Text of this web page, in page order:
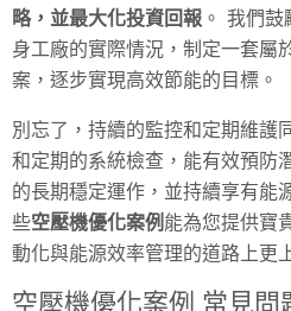
略，並最大化投資回報 。 我們
身工廠的實際情況，制定一套屬
案，逐步實現高效節能的目標。
別忘了，持續的監控和定期維護
和定期的系統檢查，能有效預防
的長期穩定運作，並持續享有能
些空壓機優化案例 能為您提供寶
動化與能源效率管理的道路上更
空壓機優化案例 常見問